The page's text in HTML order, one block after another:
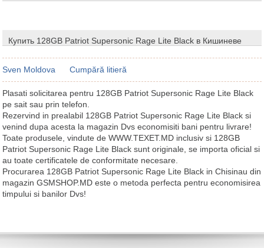
Купить 128GB Patriot Supersonic Rage Lite Black в Кишиневе
Sven Moldova Cumpără litieră
Plasati solicitarea pentru 128GB Patriot Supersonic Rage Lite Black
pe sait sau prin telefon.
Rezervind in prealabil 128GB Patriot Supersonic Rage Lite Black si
venind dupa acesta la magazin Dvs economisiti bani pentru livrare!
Toate produsele, vindute de WWW.TEXET.MD inclusiv si 128GB
Patriot Supersonic Rage Lite Black sunt originale, se importa oficial si
au toate certificatele de conformitate necesare.
Procurarea 128GB Patriot Supersonic Rage Lite Black in Chisinau din
magazin GSMSHOP.MD este o metoda perfecta pentru economisirea
timpului si banilor Dvs!